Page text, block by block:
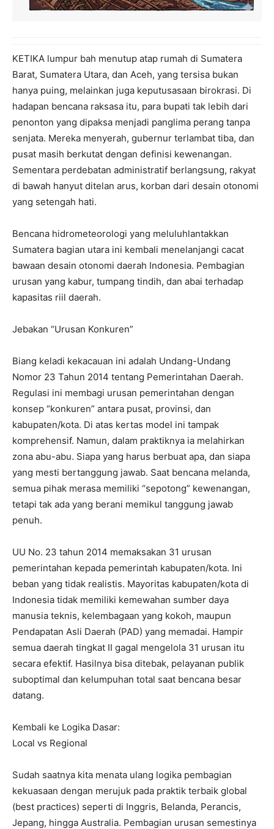
KETIKA lumpur bah menutup atap rumah di Sumatera
Barat, Sumatera Utara, dan Aceh, yang tersisa bukan
hanya puing, melainkan juga keputusasaan birokrasi. Di
hadapan bencana raksasa itu, para bupati tak lebih dari
penonton yang dipaksa menjadi panglima perang tanpa
senjata. Mereka menyerah, gubernur terlambat tiba, dan
pusat masih berkutat dengan definisi kewenangan.
Sementara perdebatan administratif berlangsung, rakyat
di bawah hanyut ditelan arus, korban dari desain otonomi
yang setengah hati.
Bencana hidrometeorologi yang meluluhlantakkan
Sumatera bagian utara ini kembali menelanjangi cacat
bawaan desain otonomi daerah Indonesia. Pembagian
urusan yang kabur, tumpang tindih, dan abai terhadap
kapasitas riil daerah.
Jebakan “Urusan Konkuren”
Biang keladi kekacauan ini adalah Undang-Undang
Nomor 23 Tahun 2014 tentang Pemerintahan Daerah.
Regulasi ini membagi urusan pemerintahan dengan
konsep “konkuren” antara pusat, provinsi, dan
kabupaten/kota. Di atas kertas model ini tampak
komprehensif. Namun, dalam praktiknya ia melahirkan
zona abu-abu. Siapa yang harus berbuat apa, dan siapa
yang mesti bertanggung jawab. Saat bencana melanda,
semua pihak merasa memiliki “sepotong” kewenangan,
tetapi tak ada yang berani memikul tanggung jawab
penuh.
UU No. 23 tahun 2014 memaksakan 31 urusan
pemerintahan kepada pemerintah kabupaten/kota. Ini
beban yang tidak realistis. Mayoritas kabupaten/kota di
Indonesia tidak memiliki kemewahan sumber daya
manusia teknis, kelembagaan yang kokoh, maupun
Pendapatan Asli Daerah (PAD) yang memadai. Hampir
semua daerah tingkat II gagal mengelola 31 urusan itu
secara efektif. Hasilnya bisa ditebak, pelayanan publik
suboptimal dan kelumpuhan total saat bencana besar
datang.
Kembali ke Logika Dasar:
Local vs Regional
Sudah saatnya kita menata ulang logika pembagian
kekuasaan dengan merujuk pada praktik terbaik global
(best practices) seperti di Inggris, Belanda, Perancis,
Jepang, hingga Australia. Pembagian urusan semestinya